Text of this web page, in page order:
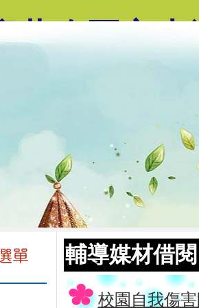
蒞臨國立
輔導媒材借閱
校園自我傷